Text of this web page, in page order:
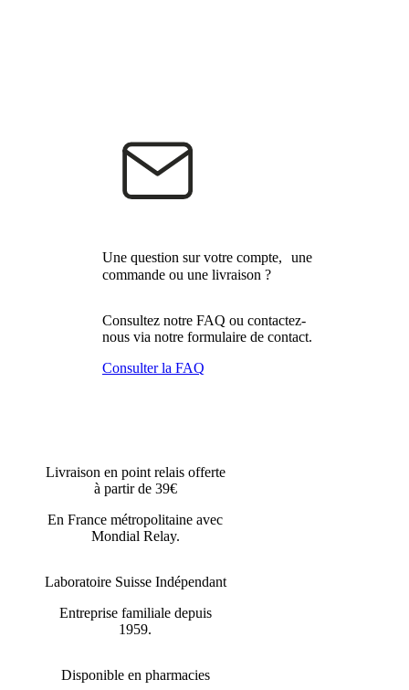
Une question sur votre compte, une
commande ou une livraison ?
Consultez notre FAQ ou contactez-
nous via notre formulaire de contact.
Consulter la FAQ
Livraison en point relais offerte
à partir de 39€
En France métropolitaine avec
Mondial Relay.
Laboratoire Suisse Indépendant
Entreprise familiale depuis
1959.
Disponible en pharmacies